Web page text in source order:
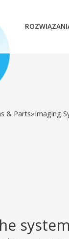
& Parts»Imaging